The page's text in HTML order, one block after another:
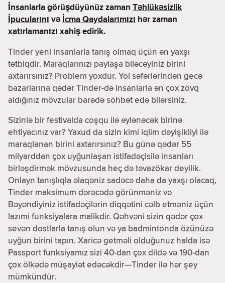
İnsanlarla görüşdüyünüz zaman Təhlükəsizlik
İpucularını və İcma Qaydalarımızı hər zaman
xatırlamanızı xahiş edirik.
Tinder yeni insanlarla tanış olmaq üçün ən yaxşı
tətbiqdir. Maraqlarınızı paylaşa biləcəyiniz birini
axtarırsınız? Problem yoxdur. Yol səfərlərindən gecə
bazarlarına qədər Tinder-də insanlarla ən çox zövq
aldığınız mövzular barədə söhbət edə bilərsiniz.
Sizinlə bir festivalda coşqu ilə əylənəcək birinə
ehtiyacınız var? Yaxud da sizin kimi iqlim dəyişikliyi ilə
maraqlanan birini axtarırsınız? Bu günə qədər 55
milyarddan çox uyğunlaşan istifadəçisilə insanları
birləşdirmək mövzusunda heç də təvazökar deyilik.
Onlayn tanışlıqla əlaqəniz sadəcə daha da yaxşı olacaq,
Tinder maksimum dərəcədə görünməniz və
Bəyəndiyiniz istifadəçilərin diqqətini cəlb etməniz üçün
lazımi funksiyalara malikdir. Qəhvəni sizin qədər çox
sevən dostlarla tanış olun və ya badmintonda özünüzə
uyğun birini tapın. Xaricə getməli olduğunuz halda isə
Passport funksiyamız sizi 40-dan çox dildə və 190-dan
çox ölkədə müşayiət edəcəkdir—Tinder ilə hər şey
mümkündür.